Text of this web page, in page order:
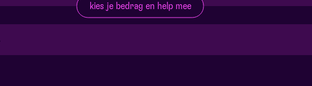
kies je bedrag en help mee